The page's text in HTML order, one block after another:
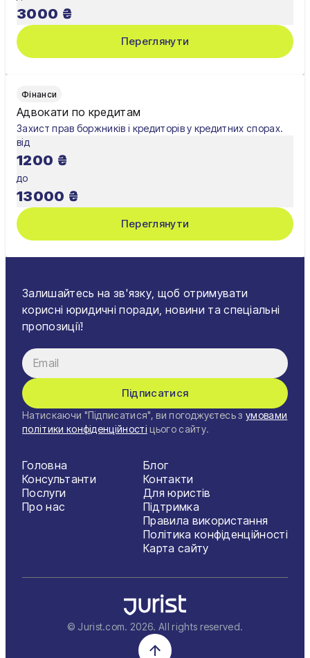
3000 ₴
Переглянути
Фінанси
Адвокати по кредитам
Захист прав боржників і кредиторів у кредитних спорах.
від
1200 ₴
до
13000 ₴
Переглянути
Залишайтесь на зв'язку, щоб отримувати
корисні юридичні поради, новини та спеціальні
пропозиції!
Підписатися
Натискаючи "Підписатися", ви погоджуєтесь з умовами
політики конфіденційності цього сайту.
Головна
Консультанти
Послуги
Про нас
Блог
Контакти
Для юристів
Підтримка
Правила використання
Політика конфіденційності
Карта сайту
© Jurist.com. 2026. All rights reserved.